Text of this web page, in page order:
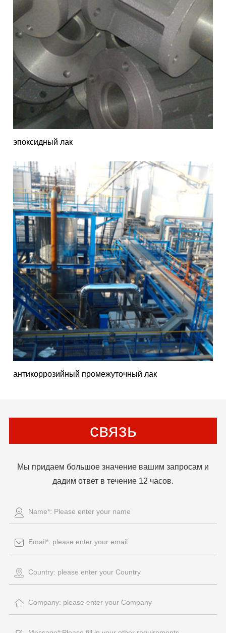
эпоксидный лак
антикоррозийный промежуточный лак
связь
Мы придаем большое значение вашим запросам и
дадим ответ в течение 12 часов.